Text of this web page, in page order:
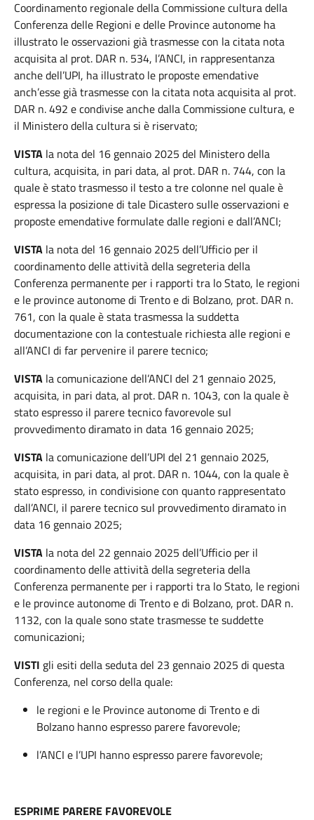
Coordinamento regionale della Commissione cultura della
Conferenza delle Regioni e delle Province autonome ha
illustrato le osservazioni già trasmesse con la citata nota
acquisita al prot. DAR n. 534, l’ANCI, in rappresentanza
anche dell’UPI, ha illustrato le proposte emendative
anch’esse già trasmesse con la citata nota acquisita al prot.
DAR n. 492 e condivise anche dalla Commissione cultura, e
il Ministero della cultura si è riservato;
VISTA la nota del 16 gennaio 2025 del Ministero della
cultura, acquisita, in pari data, al prot. DAR n. 744, con la
quale è stato trasmesso il testo a tre colonne nel quale è
espressa la posizione di tale Dicastero sulle osservazioni e
proposte emendative formulate dalle regioni e dall’ANCI;
VISTA la nota del 16 gennaio 2025 dell’Ufficio per il
coordinamento delle attività della segreteria della
Conferenza permanente per i rapporti tra lo Stato, le regioni
e le province autonome di Trento e di Bolzano, prot. DAR n.
761, con la quale è stata trasmessa la suddetta
documentazione con la contestuale richiesta alle regioni e
all’ANCI di far pervenire il parere tecnico;
VISTA la comunicazione dell’ANCI del 21 gennaio 2025,
acquisita, in pari data, al prot. DAR n. 1043, con la quale è
stato espresso il parere tecnico favorevole sul
provvedimento diramato in data 16 gennaio 2025;
VISTA la comunicazione dell’UPI del 21 gennaio 2025,
acquisita, in pari data, al prot. DAR n. 1044, con la quale è
stato espresso, in condivisione con quanto rappresentato
dall’ANCI, il parere tecnico sul provvedimento diramato in
data 16 gennaio 2025;
VISTA la nota del 22 gennaio 2025 dell’Ufficio per il
coordinamento delle attività della segreteria della
Conferenza permanente per i rapporti tra lo Stato, le regioni
e le province autonome di Trento e di Bolzano, prot. DAR n.
1132, con la quale sono state trasmesse te suddette
comunicazioni;
VISTI gli esiti della seduta del 23 gennaio 2025 di questa
Conferenza, nel corso della quale:
le regioni e le Province autonome di Trento e di
Bolzano hanno espresso parere favorevole;
l’ANCI e l’UPI hanno espresso parere favorevole;
ESPRIME PARERE FAVOREVOLE